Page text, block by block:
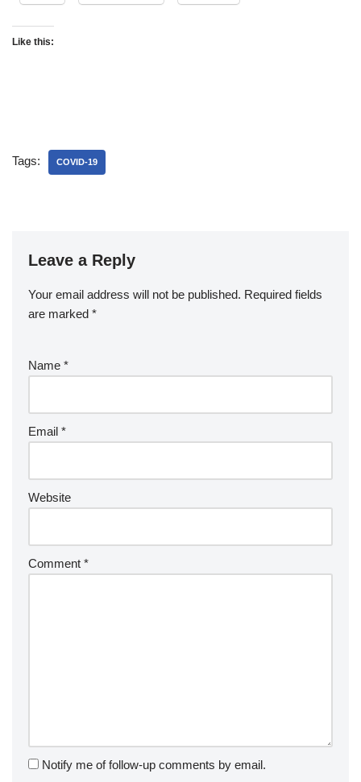
Like this:
Tags: COVID-19
Leave a Reply
Your email address will not be published. Required fields
are marked *
Name *
Email *
Website
Comment *
Notify me of follow-up comments by email.